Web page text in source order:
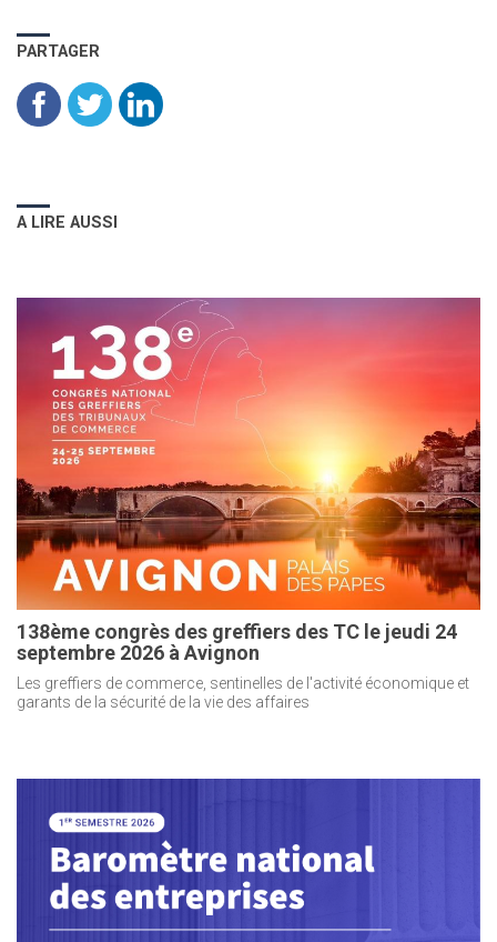
PARTAGER
A LIRE AUSSI
138ème congrès des greffiers des TC le jeudi 24
septembre 2026 à Avignon
Les greffiers de commerce, sentinelles de l'activité économique et
garants de la sécurité de la vie des affaires